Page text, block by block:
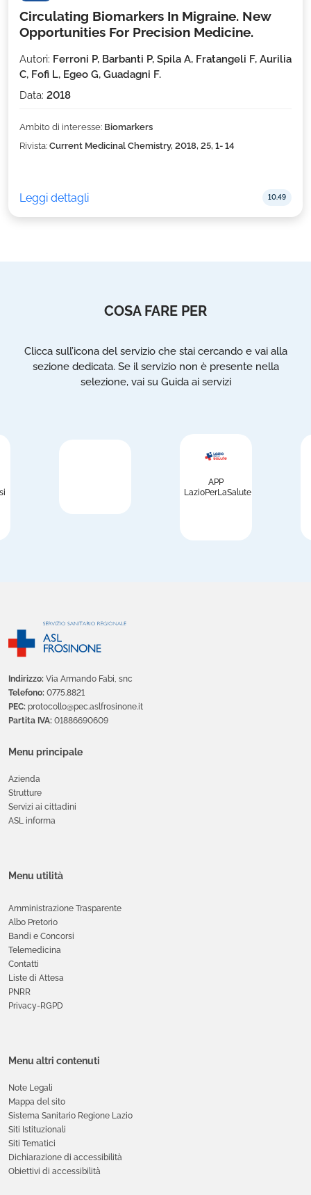
10.49
Circulating Biomarkers In Migraine. New
Opportunities For Precision Medicine.
Autori: Ferroni P, Barbanti P, Spila A, Fratangeli F, Aurilia
C, Fofi L, Egeo G, Guadagni F.
Data: 2018
Ambito di interesse: Biomarkers
Rivista: Current Medicinal Chemistry, 2018, 25, 1- 14
Leggi dettagli
COSA FARE PER
Clicca sull’icona del servizio che stai cercando e vai alla
sezione dedicata. Se il servizio non è presente nella
selezione, vai su Guida ai servizi
APP
LazioPerLaSalute
Indirizzo: Via Armando Fabi, snc
Telefono: 0775.8821
PEC: protocollo@pec.aslfrosinone.it
Partita IVA: 01886690609
Menu principale
Azienda
Strutture
Servizi ai cittadini
ASL informa
Menu utilità
Amministrazione Trasparente
Albo Pretorio
Bandi e Concorsi
Telemedicina
Contatti
Liste di Attesa
PNRR
Privacy-RGPD
Menu altri contenuti
Note Legali
Mappa del sito
Sistema Sanitario Regione Lazio
Siti Istituzionali
Siti Tematici
Dichiarazione di accessibilità
Obiettivi di accessibilità